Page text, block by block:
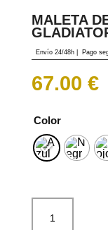
MALETA
Envío 24/48h| Pago
67.00 €
Color